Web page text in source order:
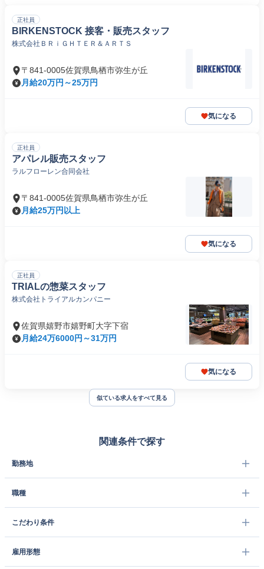
正社員
BIRKENSTOCK 接客・販売スタッフ
株式会社ＢＲｉＧＨＴＥＲ＆ＡＲＴＳ
〒841-0005佐賀県鳥栖市弥生が丘
月給20万円～25万円
気になる
正社員
アパレル販売スタッフ
ラルフローレン合同会社
〒841-0005佐賀県鳥栖市弥生が丘
月給25万円以上
気になる
正社員
TRIALの惣菜スタッフ
株式会社トライアルカンパニー
佐賀県嬉野市嬉野町大字下宿
月給24万6000円～31万円
気になる
似ている求人をすべて見る
関連条件で探す
勤務地
職種
こだわり条件
雇用形態